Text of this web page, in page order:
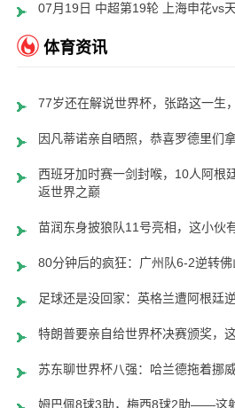
07月19日 中超第19轮 上海申花vs
体育资讯
77岁还在解说世界杯，张路这一生
因凡蒂诺亲自晒照，恭喜罗德里们
西班牙加时赛一剑封喉，10人阿
返世界之巅
苗润东身披狼队11号亮相，这小伙
80分钟后的疯狂：广州队6-2逆转
足球还是没回家：英格兰遭阿根廷
特朗普要亲自给世界杯决赛颁奖，
苏东聊世界杯八强：哈兰德拖着挪
姆巴佩8球3助，梅西8球2助——这